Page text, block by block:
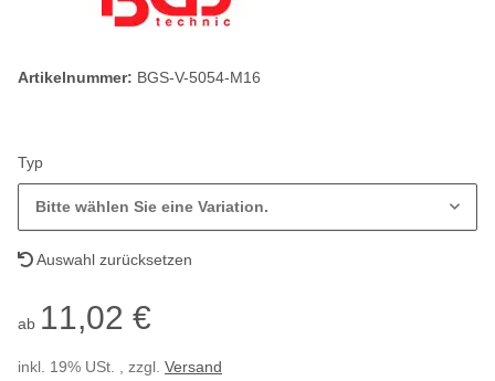
Artikelnummer: BGS-V-5054-M16
Typ
Bitte wählen Sie eine Variation.
Auswahl zurücksetzen
ab 11,02 €
inkl. 19% USt. , zzgl. Versand